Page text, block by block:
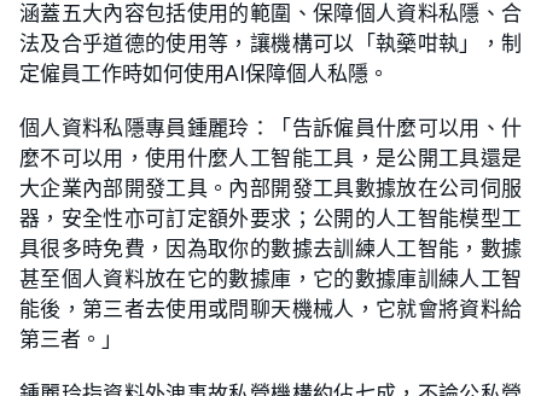
%
涵蓋五大內容包括使用的範圍、保障個人資料私隱、合
法及合乎道德的使用等，讓機構可以「執藥咁執」，制
定僱員工作時如何使用AI保障個人私隱。
個人資料私隱專員鍾麗玲：「告訴僱員什麼可以用、什
麼不可以用，使用什麼人工智能工具，是公開工具還是
大企業內部開發工具。內部開發工具數據放在公司伺服
器，安全性亦可訂定額外要求；公開的人工智能模型工
具很多時免費，因為取你的數據去訓練人工智能，數據
甚至個人資料放在它的數據庫，它的數據庫訓練人工智
能後，第三者去使用或問聊天機械人，它就會將資料給
第三者。」